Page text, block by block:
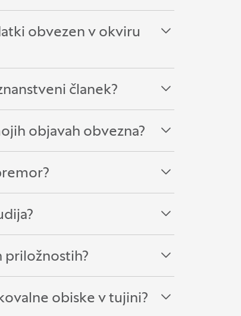
obvezen v okviru
članek?
objavah obvezna?
priložnostih?
obiske v tujini?